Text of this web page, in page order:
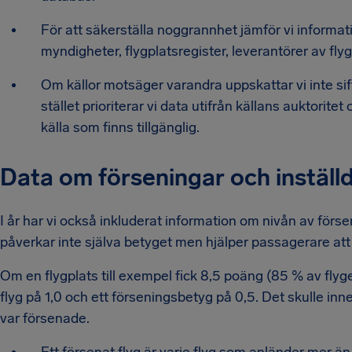
För att säkerställa noggrannhet jämför vi
myndigheter, flygplatsregister, leverantörer av
Om källor motsäger varandra uppskattar vi inte
stället prioriterar vi data utifrån källans
källa som finns tillgänglig.
Data om förseningar och
I år har vi också inkluderat information om nivån av
påverkar inte själva betyget men hjälper passagerare
Om en flygplats till exempel fick 8,5 poäng (85 % av
flyg på 1,0 och ett förseningsbetyg på 0,5. Det skulle
var försenade.